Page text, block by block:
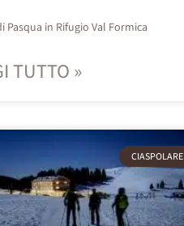
Pasqua in Rifugio Val Formica
TUTTO »
CIASPOLARE